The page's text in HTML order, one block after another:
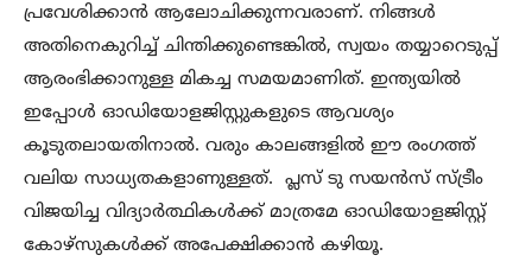
പ്രവേശിക്കാൻ ആലോചിക്കുന്നവരാണ്. നിങ്ങൾ
അതിനെകുറിച്ച് ചിന്തിക്കുണ്ടെങ്കിൽ, സ്വയം തയ്യാറെടുപ്പ്
ആരംഭിക്കാനുള്ള മികച്ച സമയമാണിത്. ഇന്ത്യയിൽ
ഇപ്പോൾ ഓഡിയോളജിസ്റ്റുകളുടെ ആവശ്യം
കൂടുതലായതിനാൽ. വരും കാലങ്ങളിൽ ഈ രംഗത്ത്
വലിയ സാധ്യതകളാണുള്ളത്. പ്ലസ് ടു സയൻസ് സ്ട്രീം
വിജയിച്ച വിദ്യാർത്ഥികൾക്ക് മാത്രമേ ഓഡിയോളജിസ്റ്റ്
കോഴ്സുകൾക്ക് അപേക്ഷിക്കാൻ കഴിയൂ.